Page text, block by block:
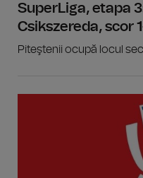
SuperLiga, etapa
Csikszereda, scor
Piteştenii ocupă locul